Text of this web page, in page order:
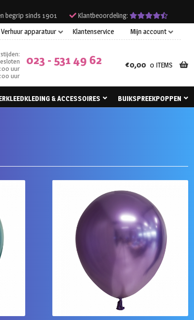
begrip sinds 1901
Klantbeoordeling:
Verhuur apparatuur Klantenservice Mijn account
uur
uur
023 - 531 49 62 €0,00 0 ITEMS
& ACCESSOIRES
BUIKSPREEKPOPPEN